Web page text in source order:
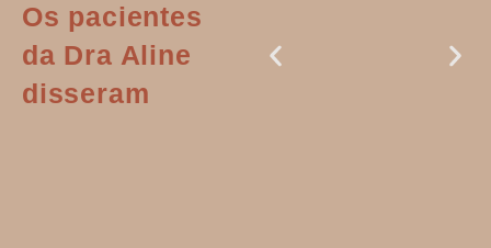
Os pacientes
da Dra Aline
disseram